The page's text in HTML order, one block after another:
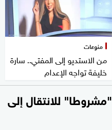
منوعات
من الاستديو إلى المفتي.. سارة
خليفة تواجه الإعدام
للانتقال إلى